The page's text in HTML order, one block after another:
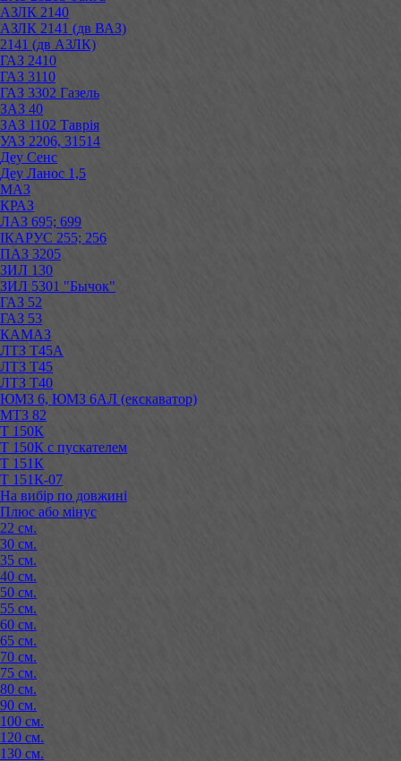
АЗЛК 2140
АЗЛК 2141 (дв ВАЗ)
2141 (дв АЗЛК)
ГАЗ 2410
ГАЗ 3110
ГАЗ 3302 Газель
ЗАЗ 40
ЗАЗ 1102 Таврія
УАЗ 2206, 31514
Деу Сенс
Деу Ланос 1,5
МАЗ
КРАЗ
ЛАЗ 695; 699
ІКАРУС 255; 256
ПАЗ 3205
ЗИЛ 130
ЗИЛ 5301 "Бычок"
ГАЗ 52
ГАЗ 53
КАМАЗ
ЛТЗ Т45А
ЛТЗ Т45
ЛТЗ Т40
ЮМЗ 6, ЮМЗ 6АЛ (екскаватор)
МТЗ 82
Т 150К
Т 150К с пускателем
Т 151К
Т 151К-07
На вибір по довжині
Плюс або мінус
22 см.
30 см.
35 см.
40 см.
50 см.
55 см.
60 см.
65 см.
70 см.
75 см.
80 см.
90 см.
100 см.
120 см.
130 см.